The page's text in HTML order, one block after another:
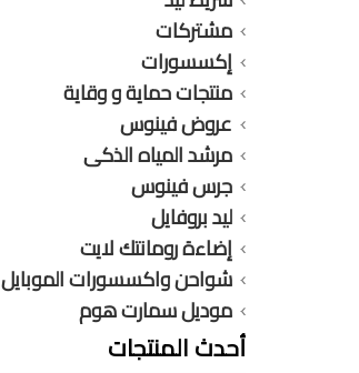
مشتركات
إكسسورات
منتجات حماية و وقاية
عروض فينوس
مرشد المياه الذكى
جرس فينوس
ليد بروفايل
إضاءة رومانتك لايت
شواحن واكسسورات الموبايل
موديل سمارت هوم
أحدث المنتجات